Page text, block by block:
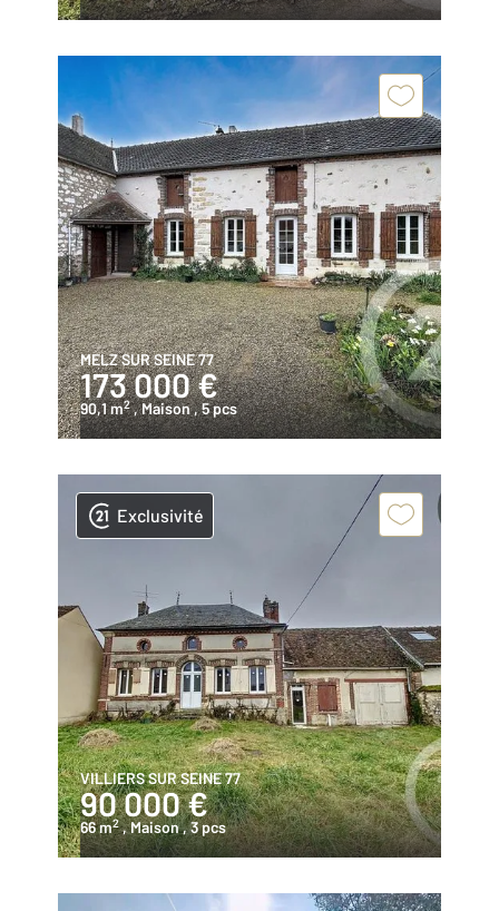
MELZ SUR SEINE 77
173 000 €
90,1 m2 , Maison, 5 pcs
Exclusivité
VILLIERS SUR SEINE 77
90 000 €
66 m2 , Maison, 3 pcs